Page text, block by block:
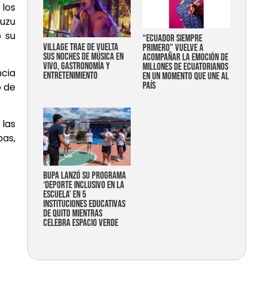
su
de
Village trae de vuelta
sus noches de música en
vivo, gastronomía y
entretenimiento
“Ecuador siempre
primero” vuelve a
acompañar la emoción de
millones de ecuatorianos
en un momento que une al
país
Bupa lanzó su programa
‘Deporte Inclusivo en la
Escuela’ en 5
instituciones educativas
de Quito mientras
celebra espacio verde